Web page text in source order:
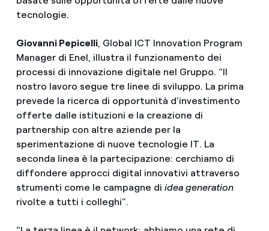
tecnologie.
Giovanni Pepicelli, Global ICT Innovation Program
Manager di Enel, illustra il funzionamento dei
processi di innovazione digitale nel Gruppo. “Il
nostro lavoro segue tre linee di sviluppo. La prima
prevede la ricerca di opportunità d'investimento
offerte dalle istituzioni e la creazione di
partnership con altre aziende per la
sperimentazione di nuove tecnologie IT. La
seconda linea è la partecipazione: cerchiamo di
diffondere approcci digital innovativi attraverso
strumenti come le campagne di idea generation
rivolte a tutti i colleghi”.